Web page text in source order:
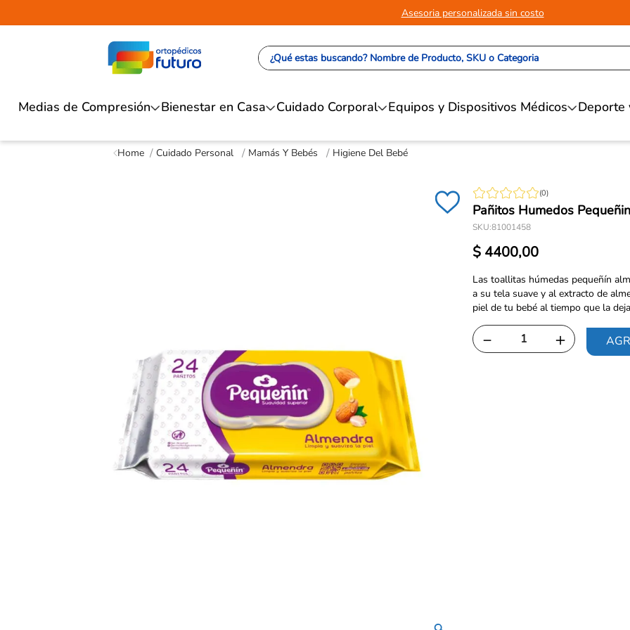
Asesoria personalizada sin costo
¿Qué estas buscando? Nombre de Producto, SKU o Categoria
Medias de Compresión Bienestar en Casa Cuidado Corporal Equipos y Dispositivos Médicos Deporte
Cuidado Personal Mamás Y Bebés Higiene Del Bebé
(0)
Pañitos Humedos
SKU:81001458
$ 4400,00
Las toallitas húmedas pequeñín
a su tela suave y al extracto de
piel de tu bebé al tiempo que la
＋
－